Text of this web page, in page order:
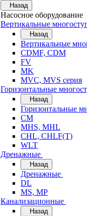
Назад
Насосное оборудование
Вертикальные
Назад
Вертикальные
CDMF, CDM
FV
MK
MVC, MVS серия
Горизонтальные
Назад
Горизонтальные
CM
MHS, MHL
CHL, CHLF(T)
WLT
Дренажные
Назад
Дренажные
DL
MS, MP
Канализационные
Назад